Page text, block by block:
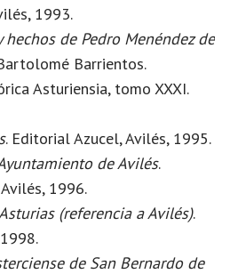
1993.
hechos de Pedro Menéndez de
Barrientos.
Asturiensia, tomo XXXI.
. Editorial Azucel, Avilés, 1995.
de Avilés.
1996.
(referencia a Avilés).
de San Bernardo de